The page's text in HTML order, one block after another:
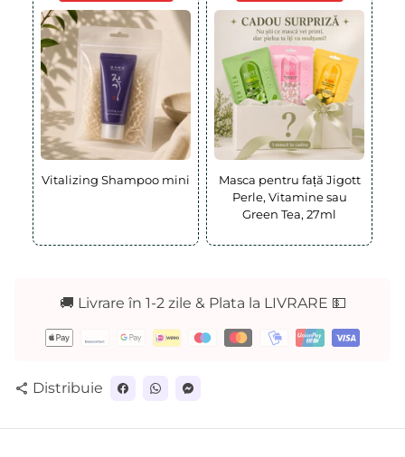
Vitalizing Shampoo mini
Masca pentru față Jigott
Perle, Vitamine sau
Green Tea, 27ml
🚚 Livrare în 1-2 zile & Plata la LIVRARE 💵
Metode
plată
share Distribuie